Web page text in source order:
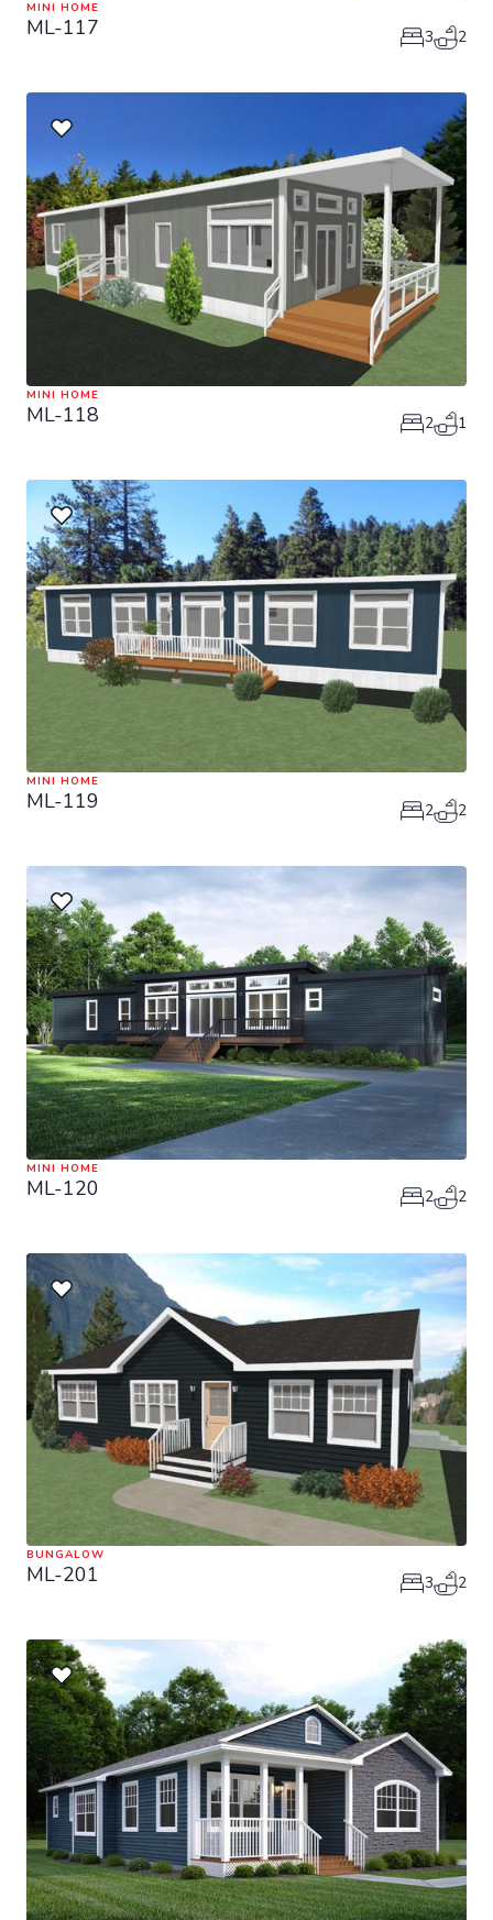
MINI HOME
ML-117 3 2
MINI HOME
ML-118 2 1
MINI HOME
ML-119 2 2
MINI HOME
ML-120 2 2
BUNGALOW
ML-201 3 2